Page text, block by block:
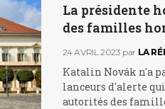
La présidente
des familles
24 AVRIL 2023 par LA
Katalin Novák n'a
lanceurs d'alerte
autorités des